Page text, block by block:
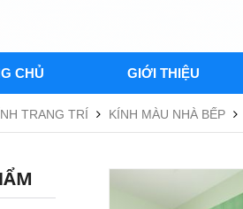
CHỦ GIỚI THIỆU
TRANG TRÍ KÍNH MÀU NHÀ BẾP